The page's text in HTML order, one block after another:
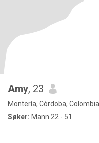
Amy, 23
Montería, Córdoba, Colombia
Søker: Mann 22 - 51